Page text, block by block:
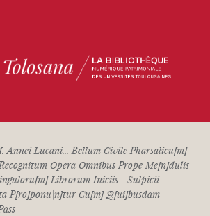
Annei Lucani... Bellum Civile Pharsalicu[m]
Opera Omnibus Prope Me[n]dulis
Librorum Iniciis... Sulpicii
P[ro]ponu|n]tur Cu[m] Q[ui]busdam